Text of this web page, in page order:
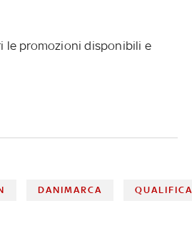
le promozioni disponibili e
DANIMARCA